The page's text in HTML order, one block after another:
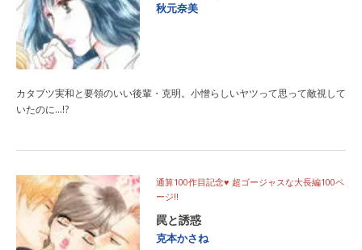
秋元奈美
カタブツ実和と要領のいい後輩・克明。小憎らしいヤツって思って敵視して
いたのに…!?
通算100作目記念♥ 超ゴージャスな大長編100ペ
ージ!!
罠と誘惑
克本かさね